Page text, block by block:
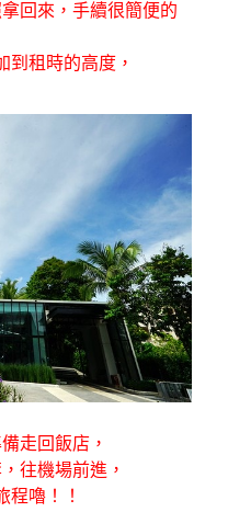
回來，手續很簡便的
到租時的高度，
走回飯店，
往機場前進，
程嚕！！